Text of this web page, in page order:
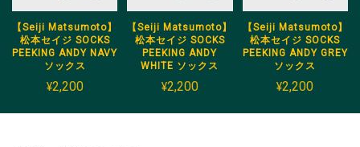
【Seiji Matsumoto】
松本セイジ SOCKS
PEEKING ANDY NAVY
ソックス
¥2,200
【Seiji Matsumoto】
松本セイジ SOCKS
PEEKING ANDY
WHITE ソックス
¥2,200
【Seiji Matsumoto】
松本セイジ SOCKS
PEEKING ANDY GREY
ソックス
¥2,200